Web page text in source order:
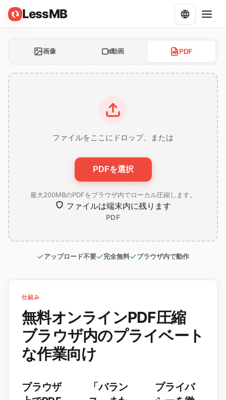
LessMB
画像 動画 PDF
ファイルをここにドロップ、または
PDFを選択
最大200MBのPDFをブラウザ内でローカル圧縮します。
ファイルは端末内に残ります
PDF
アップロード不要 完全無料 ブラウザ内で動作
仕組み
無料オンラインPDF圧縮
ブラウザ内のプライベート
な作業向け
ブラウザ
「バラン
プライバ